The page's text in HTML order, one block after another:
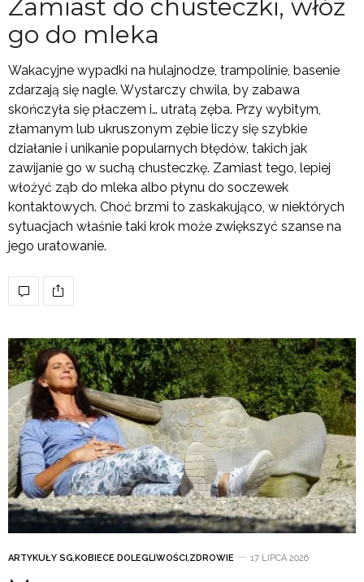
Zamiast do chusteczki, włóż
go do mleka
Wakacyjne wypadki na hulajnodze, trampolinie, basenie
zdarzają się nagle. Wystarczy chwila, by zabawa
skończyła się płaczem i… utratą zęba. Przy wybitym,
złamanym lub ukruszonym zębie liczy się szybkie
działanie i unikanie popularnych błędów, takich jak
zawijanie go w suchą chusteczkę. Zamiast tego, lepiej
włożyć ząb do mleka albo płynu do soczewek
kontaktowych. Choć brzmi to zaskakująco, w niektórych
sytuacjach właśnie taki krok może zwiększyć szanse na
jego uratowanie.
ARTYKUŁY SG,KOBIECE DOLEGLIWOŚCI ,ZDROWIE 17 LIPCA 2026